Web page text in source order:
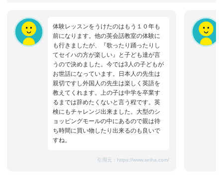
体験レッスンをうけたのはもう１０年も
前になります。他の英会話教室の体験に
も行きましたが、『歌ったり踊ったりし
てセイハの方が楽しい』と子ども達が言
うので決めました。今では3人の子どもが
お世話になっています。日本人の先生は
親切ですし外国人の先生は楽しく英語を
教えてくれます。上の子は中学を卒業す
るまでは辞めたくないと言う程です。英
検にもチャレンジ出来ました。大型のシ
ョッピングモールの中にあるので親は待
ち時間に買い物したり出来るのも良いで
すね。
引用元： https://www.seiha.com/